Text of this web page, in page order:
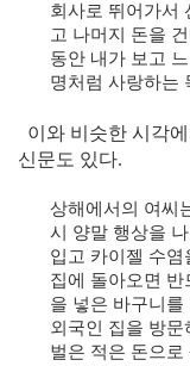
회사로 뛰어가서
고 나머지 돈을
동안 내가 보고
명처럼 사랑하는
이와 비슷한 시각
신문도 있다.
상해에서의 여씨
시 양말 행상을
입고 카이젤 수염
집에 돌아오면
을 넣은 바구니
외국인 집을 방
벌은 적은 돈으로